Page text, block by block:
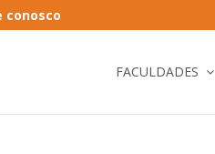
conosco
FACULDADES